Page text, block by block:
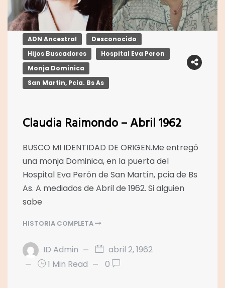
ADN Ancestral
Desconocido
Hijos Buscadores
Hospital Eva Peron
Monja Dominica
San Martin, Pcia. Bs As
Claudia Raimondo – Abril 1962
BUSCO MI IDENTIDAD DE ORIGEN.Me entregó
una monja Dominica, en la puerta del
Hospital Eva Perón de San Martín, pcia de Bs
As. A mediados de Abril de 1962. Si alguien
sabe
HISTORIA COMPLETA
ID Admin
abril 2, 1962
1 Min Read
0